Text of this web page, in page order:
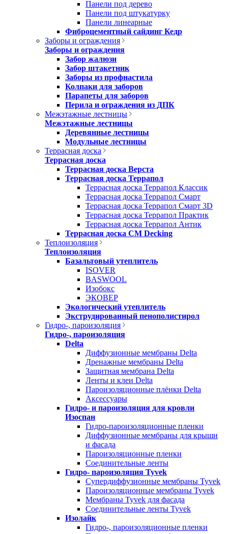
Панели под дерево
Панели под штукатурку
Панели линеарные
Фиброцементный сайдинг Кедр
Заборы и ограждения
Заборы и ограждения
Забор жалюзи
Забор штакетник
Заборы из профнастила
Колпаки для заборов
Парапеты для заборов
Перила и ограждения из ДПК
Межэтажные лестницы
Межэтажные лестницы
Деревянные лестницы
Модульные лестницы
Террасная доска
Террасная доска
Террасная доска Верста
Террасная доска Террапол
Террасная доска Террапол Классик
Террасная доска Террапол Смарт
Террасная доска Террапол Смарт 3D
Террасная доска Террапол Практик
Террасная доска Террапол Антик
Террасная доска CM Decking
Теплоизоляция
Теплоизоляция
Базальтовый утеплитель
ISOVER
BASWOOL
Изобокс
ЭКОВЕР
Экологический утеплитель
Экструдированный пенополистирол
Гидро-, пароизоляция
Гидро-, пароизоляция
Delta
Диффузионные мембраны Delta
Дренажные мембраны Delta
Защитная мембрана Delta
Ленты и клеи Delta
Пароизоляционные плёнки Delta
Аксессуары
Гидро- и пароизоляция для кровли
Изоспан
Гидро-пароизоляционные пленки
Диффузионные мембраны для крыши
и фасада
Пароизоляционные пленки
Соединительные ленты
Гидро- пароизоляция Tyvek
Супердиффузионные мембраны Tyvek
Пароизоляционные мембраны Tyvek
Мембраны Tyvek для фасада
Соединительные ленты Tyvek
Изолайк
Гидро-, пароизоляционные пленки